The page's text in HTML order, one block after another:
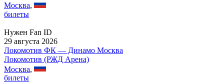
Москва,
билеты
Нужен Fan ID
29 августа 2026
Локомотив ФК — Динамо Москва
Локомотив (РЖД Арена)
Москва,
билеты